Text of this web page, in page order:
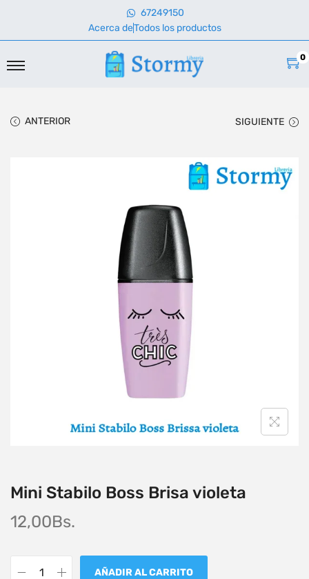
67249150
Acerca deTodos los productos
0
ANTERIOR SIGUIENTE
Mini Stabilo Boss Brisa violeta
12,00Bs.
AÑADIR AL CARRITO